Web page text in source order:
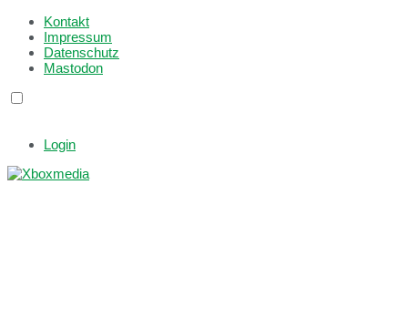
Kontakt
Impressum
Datenschutz
Mastodon
Login